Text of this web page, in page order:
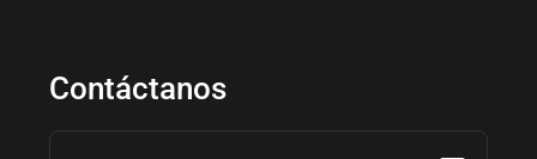
Contáctanos